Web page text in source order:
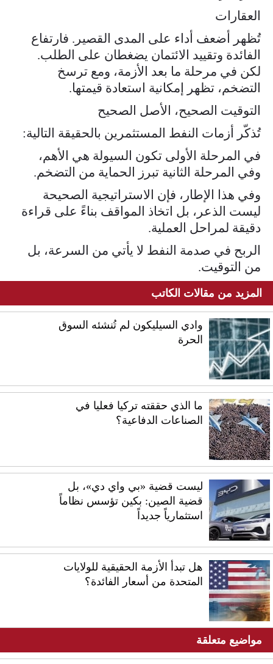
العقارات
تُظهر أضعف أداء على المدى القصير. فارتفاع
الفائدة وتقييد الائتمان يضغطان على الطلب.
لكن في مرحلة ما بعد الأزمة، ومع ترسخ
التضخم، تظهر إمكانية استعادة قيمتها.
التوقيت الصحيح، الأصل الصحيح
تُذكّر أزمات النفط المستثمرين بالحقيقة التالية:
في المرحلة الأولى تكون السيولة هي الأهم،
وفي المرحلة الثانية تبرز الحماية من التضخم.
وفي هذا الإطار، فإن الاستراتيجية الصحيحة
ليست الذعر، بل اتخاذ المواقف بناءً على قراءة
دقيقة لمراحل العملية.
الربح في صدمة النفط لا يأتي من السرعة، بل
من التوقيت.
المزيد من مقالات الكاتب
وادي السيليكون لم تُنشئه السوق
الحرة
ما الذي حققته تركيا فعليا في
الصناعات الدفاعية؟
ليست قضية «بي واي دي»، بل
قضية الصين: بكين تؤسس نظاماً
استثمارياً جديداً
هل تبدأ الأزمة الحقيقية للولايات
المتحدة من أسعار الفائدة؟
مواضيع متعلقة